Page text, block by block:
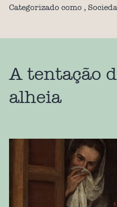
Categorizado como ,
A tentação
alheia